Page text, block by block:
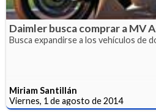
Daimler busca comprar a MV
Busca expandirse a los vehículos de
Miriam Santillán
Viernes, 1 de agosto de 2014